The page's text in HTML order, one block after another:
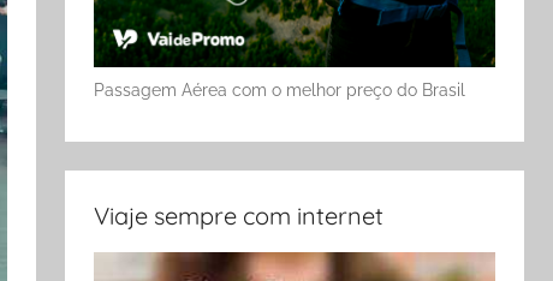
Passagem Aérea com o melhor preço do Brasil
Viaje sempre com internet